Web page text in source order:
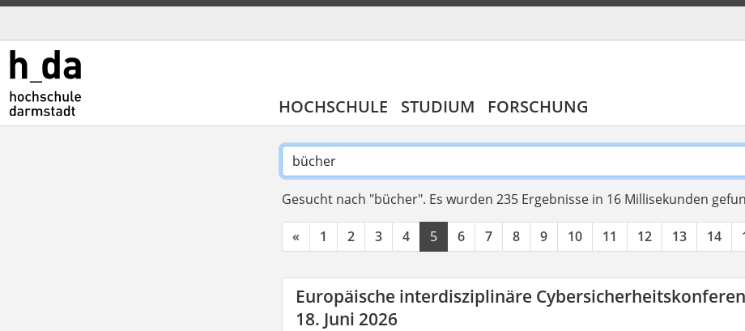
HOCHSCHULE STUDIUM FORSCHUNG
Gesucht nach "bücher". Es wurden 235 Ergebnisse in 16 Millisekunden
« 1 2 3 4 5 6 7 8 9 10 11 12 13 14
Europäische interdisziplinäre
18. Juni 2026